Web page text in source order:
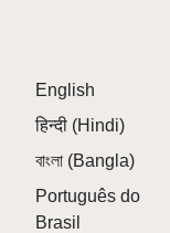
か？
A: Sprunki
ゲームプレイ
ドライブラリを
English
हिन्दी (Hindi)
বাংলা (Bangla)
Português do
Brasil